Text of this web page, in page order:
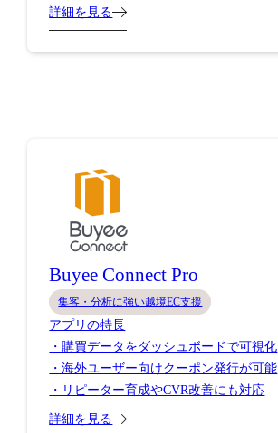
詳細を見る
Buyee Connect Pro
集客・分析に強い越境EC支援
アプリの特長
・購買データをダッシュボードで可視化
・海外ユーザー向けクーポン発行が可能
・リピーター育成やCVR改善にも対応
詳細を見る